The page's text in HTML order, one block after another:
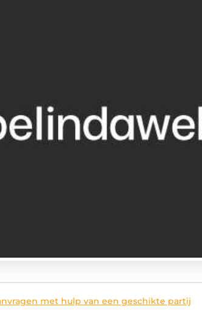
met hulp van een geschikte partij